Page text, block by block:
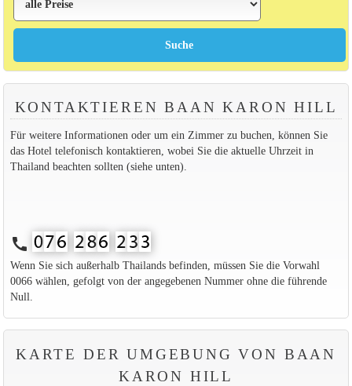
KONTAKTIEREN BAAN KARON HILL
Für weitere Informationen oder um ein Zimmer zu buchen, können Sie
das Hotel telefonisch kontaktieren, wobei Sie die aktuelle Uhrzeit in
Thailand beachten sollten (siehe unten).
call
Wenn Sie sich außerhalb Thailands befinden, müssen Sie die Vorwahl
0066 wählen, gefolgt von der angegebenen Nummer ohne die führende
Null.
KARTE DER UMGEBUNG VON BAAN
KARON HILL